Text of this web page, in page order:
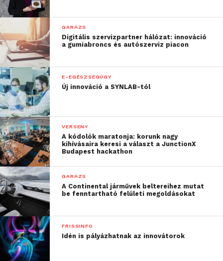
GARÁZS
Digitális szervizpartner hálózat: innováció
a gumiabroncs és autószerviz piacon
E-EGÉSZSÉGÜGY
Új innováció a SYNLAB-tól
VERSENY
A kódolók maratonja: korunk nagy
kihívásaira keresi a választ a JunctionX
Budapest hackathon
GARÁZS
A Continental járművek beltereihez mutat
be fenntartható felületi megoldásokat
FRISSINFO
Idén is pályázhatnak az innovátorok